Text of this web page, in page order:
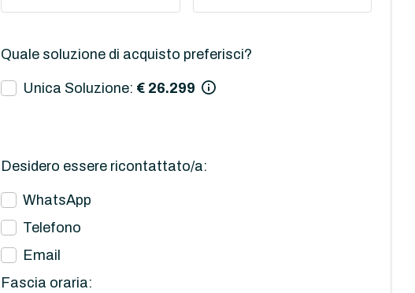
Quale soluzione di acquisto preferisci?
Unica Soluzione: € 26.299
Desidero essere ricontattato/a:
WhatsApp
Telefono
Email
Fascia oraria: